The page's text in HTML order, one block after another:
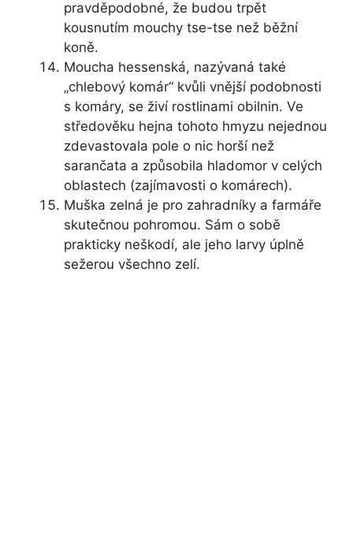
pravděpodobné, že budou trpět
kousnutím mouchy tse-tse než běžní
koně.
Moucha hessenská, nazývaná také
„chlebový komár“ kvůli vnější podobnosti
s komáry, se živí rostlinami obilnin. Ve
středověku hejna tohoto hmyzu nejednou
zdevastovala pole o nic horší než
sarančata a způsobila hladomor v celých
oblastech (zajímavosti o komárech).
Muška zelná je pro zahradníky a farmáře
skutečnou pohromou. Sám o sobě
prakticky neškodí, ale jeho larvy úplně
sežerou všechno zelí.